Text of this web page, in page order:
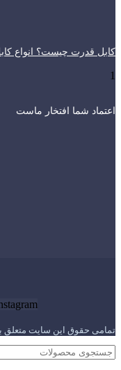
کابل قدرت چیست؟ انواع
اعتماد شما افتخار ماست
تمامی حقوق این سایت متعلق